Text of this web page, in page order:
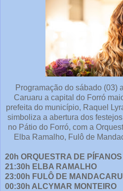
Programação do sábado (03)
Caruaru a capital do Forró
prefeita do município, Raquel
simboliza a abertura dos
no Pátio do Forró, com a
Elba Ramalho, Fulô de
20h ORQUESTRA DE PÍFANOS
21:30h ELBA RAMALHO
23:00h FULÔ DE MANDACARU
00:30h ALCYMAR MONTEIRO